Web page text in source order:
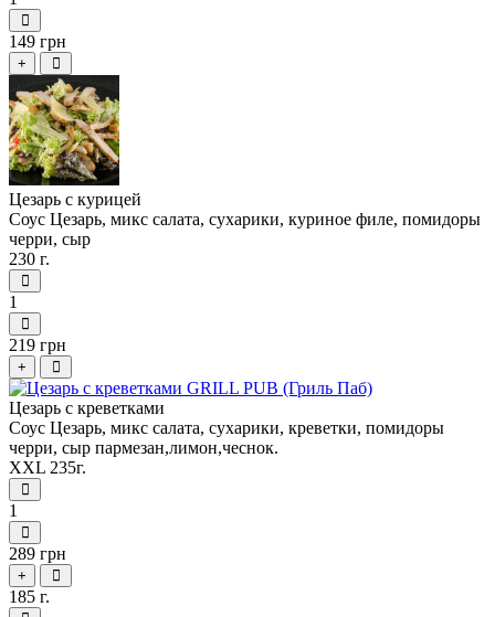
149 грн
+
Цезарь с курицей
Соус Цезарь, микс салата, сухарики, куриное филе, помидоры
черри, сыр
230 г.
1
219 грн
+
Цезарь с креветками
Соус Цезарь, микс салата, сухарики, креветки, помидоры
черри, сыр пармезан,лимон,чеснок.
ХХL 235г.
1
289 грн
+
185 г.